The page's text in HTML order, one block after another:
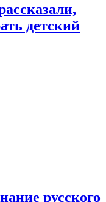
детский
русского